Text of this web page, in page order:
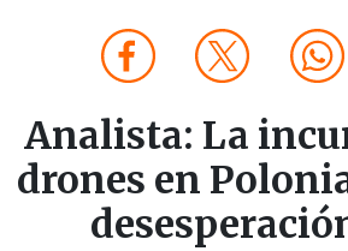
Analista: La
drones en